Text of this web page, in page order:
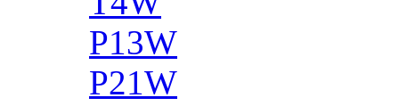
P13W
P21W